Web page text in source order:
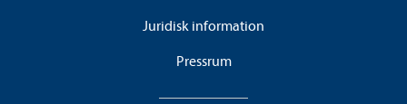
Juridisk information
Pressrum